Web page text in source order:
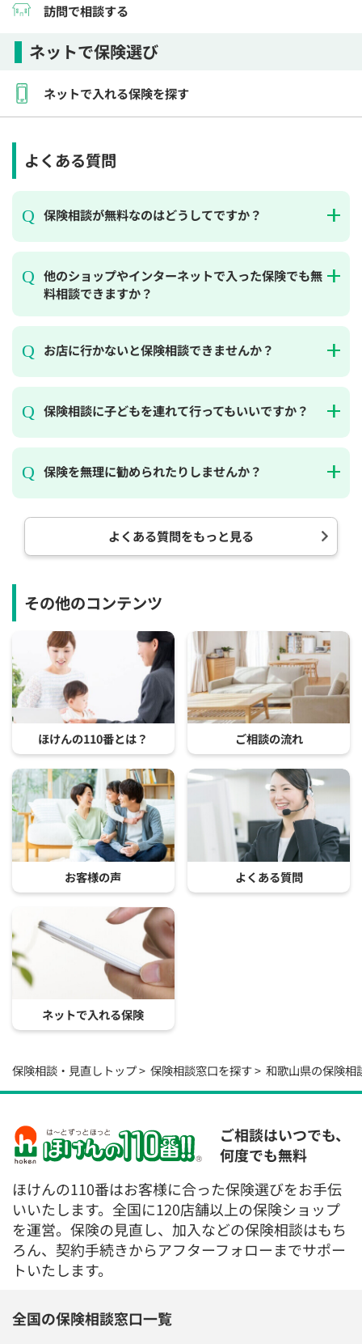
訪問で相談する
ネットで保険選び
ネットで入れる保険を探す
よくある質問
保険相談が無料なのはどうしてですか？
他のショップやインターネットで入った保険でも無
料相談できますか？
お店に行かないと保険相談できませんか？
保険相談に子どもを連れて行ってもいいですか？
保険を無理に勧められたりしませんか？
よくある質問をもっと見る
その他のコンテンツ
ほけんの110番とは？ ご相談の流れ
お客様の声 よくある質問
ネットで入れる保険
保険相談・見直しトップ 保険相談窓口を探す 和歌山県の保険相
ご相談はいつでも、
何度でも無料
ほけんの110番はお客様に合った保険選びをお手伝
いいたします。全国に120店舗以上の保険ショップ
を運営。保険の見直し、加入などの保険相談はもち
ろん、契約手続きからアフターフォローまでサポー
トいたします。
全国の保険相談窓口一覧